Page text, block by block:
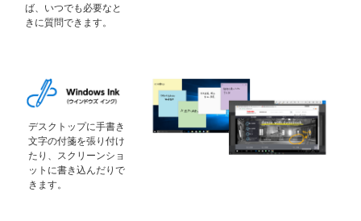
ば、いつでも必要なと
きに質問できます。
デスクトップに手書き
文字の付箋を張り付け
たり、スクリーンショ
ットに書き込んだりで
きます。